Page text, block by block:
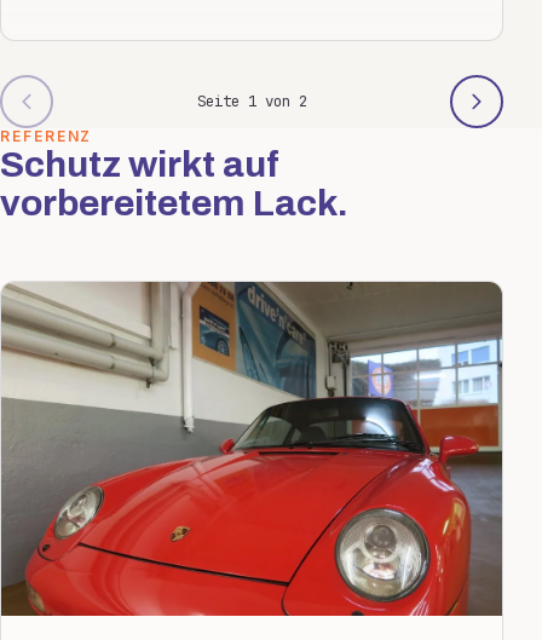
Seite 1 von 2
REFERENZ
Schutz wirkt auf
vorbereitetem Lack.